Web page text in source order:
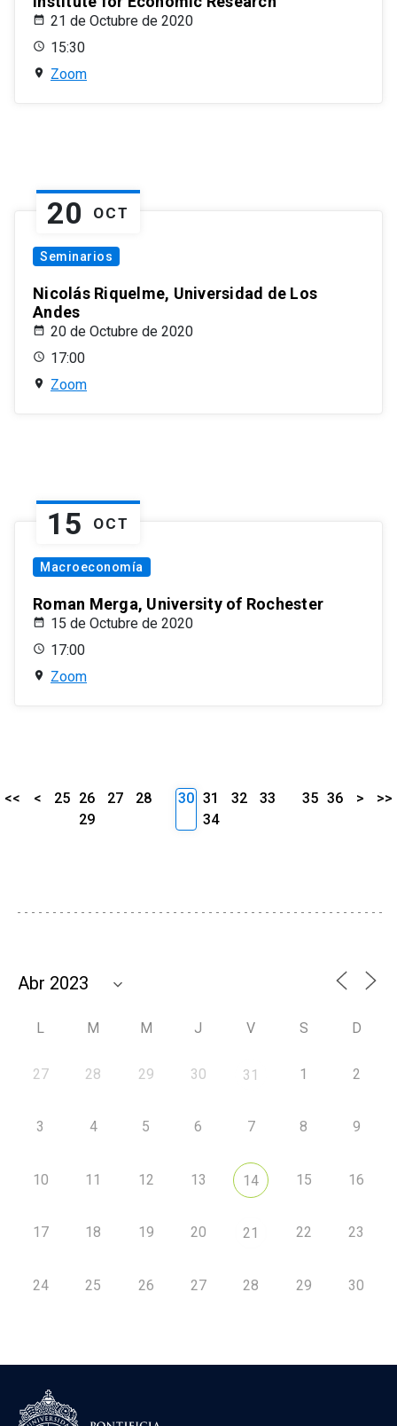
21 de Octubre de 2020
15:30
Zoom
20 OCT
Seminarios
Nicolás Riquelme, Universidad de Los
Andes
20 de Octubre de 2020
17:00
Zoom
15 OCT
Macroeconomía
Roman Merga, University of Rochester
15 de Octubre de 2020
17:00
Zoom
<< < 25 26 27
28
29
30 31 32
33
34
35 36 > >>
L M M J V S D
27 28 29 30 31 1 2
3 4 5 6 7 8 9
10 11 12 13 14 15 16
17 18 19 20 21 22 23
24 25 26 27 28 29 30